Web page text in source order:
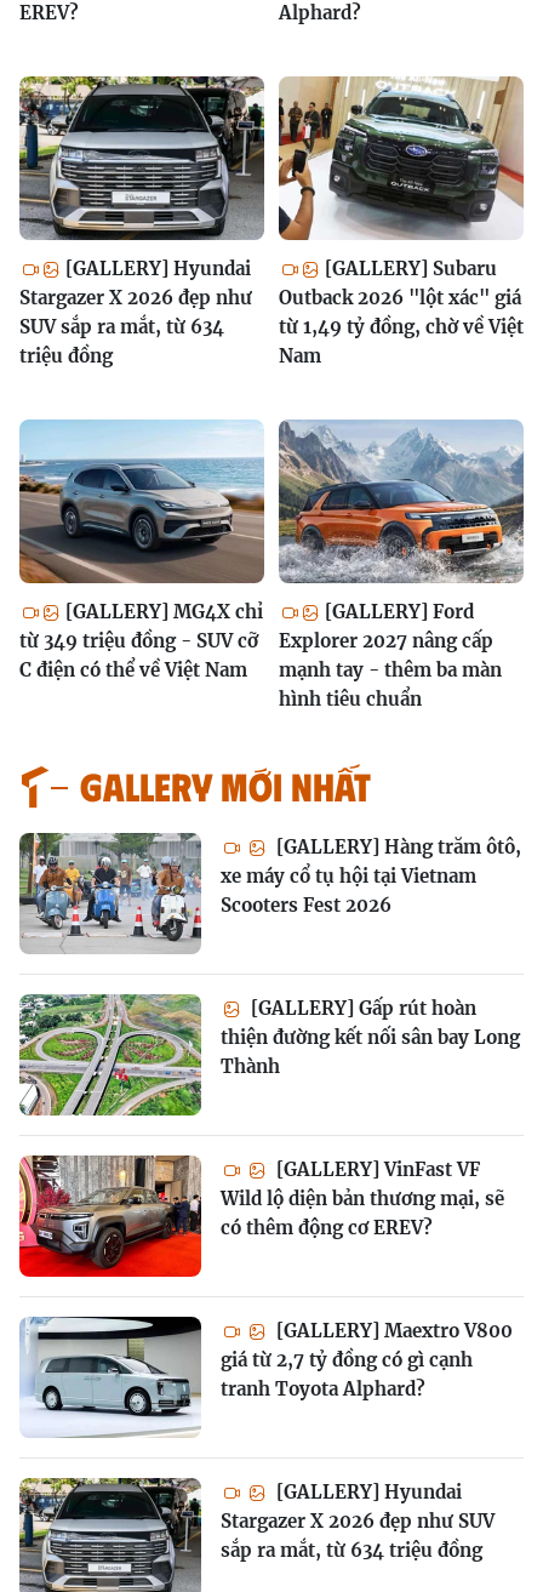
EREV?
Alphard?
[GALLERY] Hyundai
Stargazer X 2026 đẹp như
SUV sắp ra mắt, từ 634
triệu đồng
[GALLERY] Subaru
Outback 2026 "lột xác" giá
từ 1,49 tỷ đồng, chờ về Việt
Nam
[GALLERY] MG4X chỉ
từ 349 triệu đồng - SUV cỡ
C điện có thể về Việt Nam
[GALLERY] Ford
Explorer 2027 nâng cấp
mạnh tay - thêm ba màn
hình tiêu chuẩn
GALLERY MỚI NHẤT
[GALLERY] Hàng trăm ôtô,
xe máy cổ tụ hội tại Vietnam
Scooters Fest 2026
[GALLERY] Gấp rút hoàn
thiện đường kết nối sân bay Long
Thành
[GALLERY] VinFast VF
Wild lộ diện bản thương mại, sẽ
có thêm động cơ EREV?
[GALLERY] Maextro V800
giá từ 2,7 tỷ đồng có gì cạnh
tranh Toyota Alphard?
[GALLERY] Hyundai
Stargazer X 2026 đẹp như SUV
sắp ra mắt, từ 634 triệu đồng